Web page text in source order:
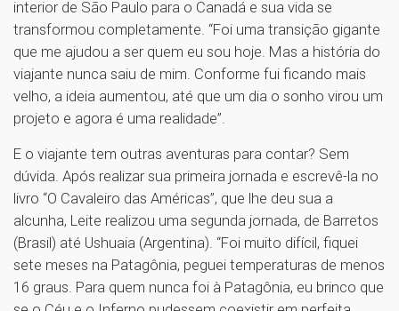
interior de São Paulo para o Canadá e sua vida se
transformou completamente. “Foi uma transição gigante
que me ajudou a ser quem eu sou hoje. Mas a história do
viajante nunca saiu de mim. Conforme fui ficando mais
velho, a ideia aumentou, até que um dia o sonho virou um
projeto e agora é uma realidade”.
E o viajante tem outras aventuras para contar? Sem
dúvida. Após realizar sua primeira jornada e escrevê-la no
livro “O Cavaleiro das Américas”, que lhe deu sua a
alcunha, Leite realizou uma segunda jornada, de Barretos
(Brasil) até Ushuaia (Argentina). “Foi muito difícil, fiquei
sete meses na Patagônia, peguei temperaturas de menos
16 graus. Para quem nunca foi à Patagônia, eu brinco que